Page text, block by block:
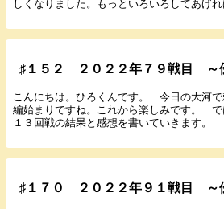
しくなりました。もっといろいろしてあげ
♯１５２ ２０２２年７９戦目 ～
こんにちは。ひろくんです。 今日の大河
編始まりですね。これから楽しみです。 で
１３回戦の結果と感想を書いていきます
♯１７０ ２０２２年９１戦目 ～